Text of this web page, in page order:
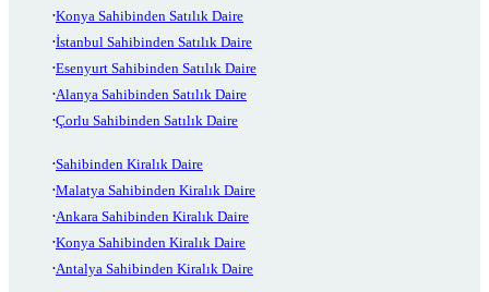
Konya Sahibinden Satılık Daire
İstanbul Sahibinden Satılık Daire
Esenyurt Sahibinden Satılık Daire
Alanya Sahibinden Satılık Daire
Çorlu Sahibinden Satılık Daire
Sahibinden Kiralık Daire
Malatya Sahibinden Kiralık Daire
Ankara Sahibinden Kiralık Daire
Konya Sahibinden Kiralık Daire
Antalya Sahibinden Kiralık Daire